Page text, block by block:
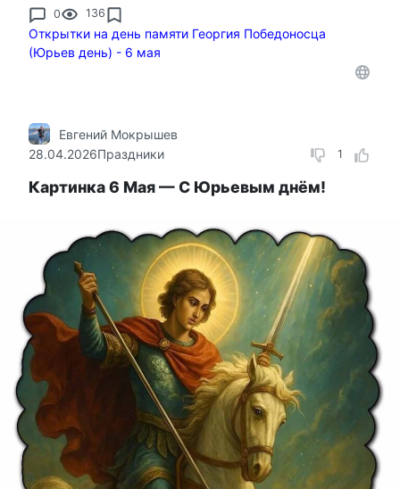
0 136
Открытки на день памяти Георгия Победоносца
(Юрьев день) - 6 мая
1
Евгений Мокрышев
28.04.2026Праздники
Картинка 6 Мая — С Юрьевым днём!